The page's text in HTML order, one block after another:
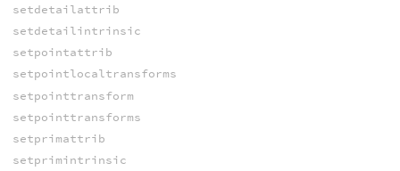
setdetailattrib
setdetailintrinsic
setpointattrib
setpointlocaltransforms
setpointtransform
setpointtransforms
setprimattrib
setprimintrinsic